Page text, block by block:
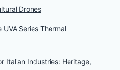
Drones
Series Thermal
Italian Industries: Heritage,